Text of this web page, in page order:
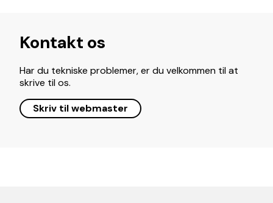
Kontakt os
Har du tekniske problemer, er du velkommen til at
skrive til os.
Skriv til webmaster